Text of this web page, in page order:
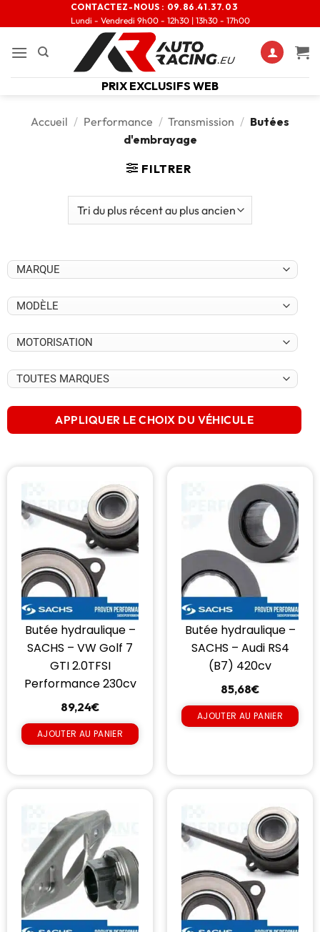
CONTACTEZ-NOUS : 09.86.41.37.03
Lundi - Vendredi 9h00 - 12h30 | 13h30 - 17h00
PRIX EXCLUSIFS WEB
Accueil / Performance / Transmission / Butées
d'embrayage
FILTRER
APPLIQUER LE CHOIX DU VÉHICULE
Butée hydraulique –
SACHS – VW Golf 7
GTI 2.0TFSI
Performance 230cv
89,24€
AJOUTER AU PANIER
Butée hydraulique –
SACHS – Audi RS4
(B7) 420cv
85,68€
AJOUTER AU PANIER